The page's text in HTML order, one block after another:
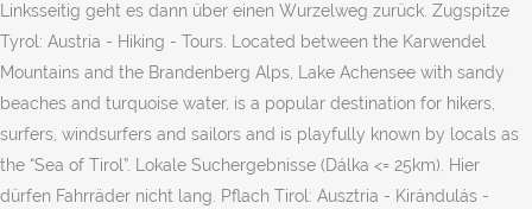
Linksseitig geht es dann über einen Wurzelweg zurück. Zugspitze
Tyrol: Austria - Hiking - Tours. Located between the Karwendel
Mountains and the Brandenberg Alps, Lake Achensee with sandy
beaches and turquoise water, is a popular destination for hikers,
surfers, windsurfers and sailors and is playfully known by locals as
the “Sea of Tirol”. Lokale Suchergebnisse (Dálka <= 25km). Hier
dürfen Fahrräder nicht lang. Pflach Tirol: Ausztria - Kirándulás -